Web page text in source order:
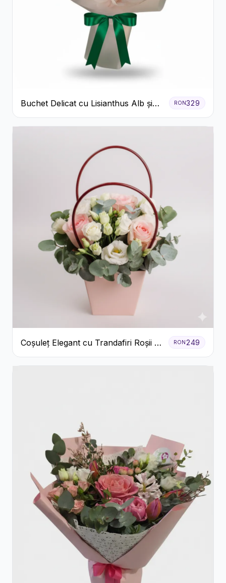
Buchet Delicat cu Lisianthus Alb și
Roz
RON329
Coșuleț Elegant cu Trandafiri Roșii și
Lisianthus Alb
RON249